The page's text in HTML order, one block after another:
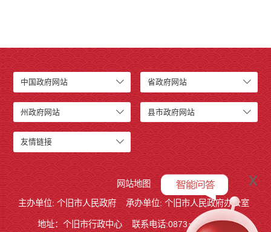
中国政府网站 省政府网站
州政府网站 县市政府网站
友情链接
网站地图
主办单位: 个旧市人民政府
承办单位: 个旧市人民政府办公室
地址：个旧市行政中心 联系电话:0873－2123215
x